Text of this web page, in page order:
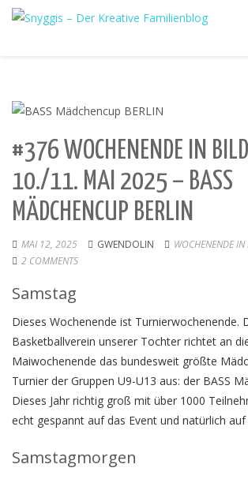
#376 WOCHENENDE IN
10./11. MAI 2025 – BASS
MÄDCHENCUP BERLIN
MAI 12, 2025 GWENDOLIN
WOCHENENDE IN
2 COMMENTS
Samstag
Dieses Wochenende ist Turnierwochenende.
Basketballverein unserer Tochter richtet an
Maiwochenende das bundesweit größte
Turnier der Gruppen U9-U13 aus: der BASS
Dieses Jahr richtig groß mit über 1000
echt gespannt auf das Event und natürlich auf
Samstagmorgen